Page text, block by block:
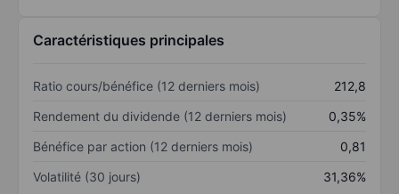
Caractéristiques principales
Ratio cours/bénéfice (12 derniers mois)
212,8
Rendement du dividende (12 derniers mois)
0,35%
Bénéfice par action (12 derniers mois)
0,81
Volatilité (30 jours)
31,36%